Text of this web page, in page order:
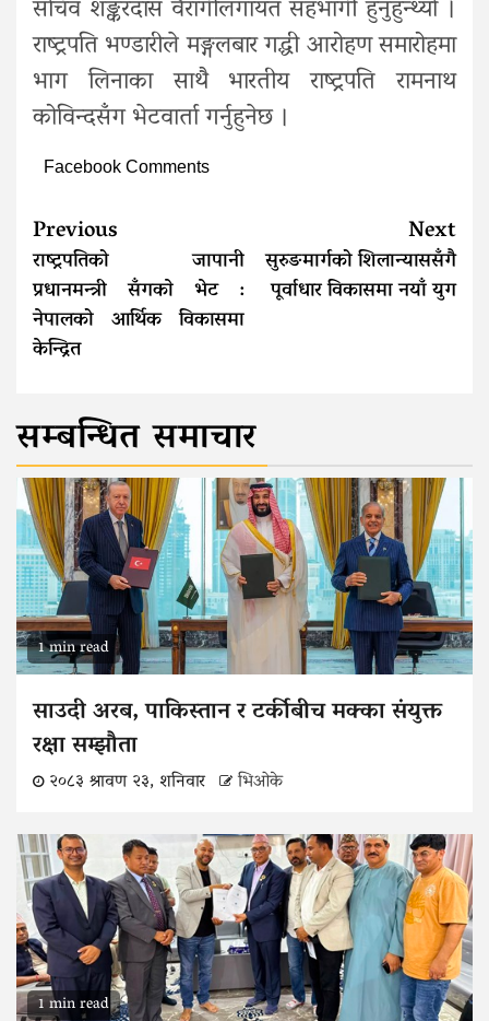
सचिव शङ्करदास वैरागीलगायत सहभागी हुनुहुन्थ्यो ।
राष्ट्रपति भण्डारीले मङ्गलबार गद्धी आरोहण समारोहमा
भाग लिनाका साथै भारतीय राष्ट्रपति रामनाथ
कोविन्दसँग भेटवार्ता गर्नुहुनेछ ।
Facebook Comments
Continue
Reading
Previous
राष्ट्रपतिको जापानी
प्रधानमन्त्री सँगकाे भेट :
नेपालको आर्थिक विकासमा
केन्द्रित
Next
सुरुङमार्गको शिलान्याससँगै
पूर्वाधार विकासमा नयाँ युग
सम्बन्धित समाचार
1 min read
साउदी अरब, पाकिस्तान र टर्कीबीच मक्का संयुक्त
रक्षा सम्झौता
२०८३ श्रावण २३, शनिवार भिओके
1 min read